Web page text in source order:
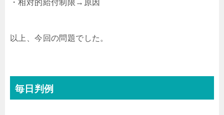
・相対的給付制限→原因
以上、今回の問題でした。
毎日判例